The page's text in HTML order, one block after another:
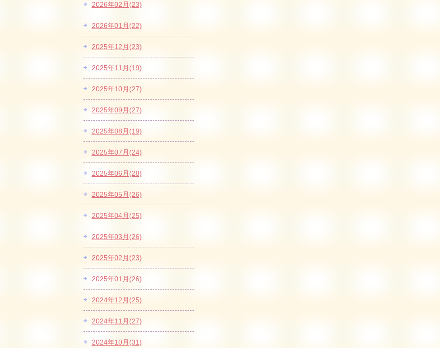
2026年02月(23)
2026年01月(22)
2025年12月(23)
2025年11月(19)
2025年10月(27)
2025年09月(27)
2025年08月(19)
2025年07月(24)
2025年06月(28)
2025年05月(26)
2025年04月(25)
2025年03月(26)
2025年02月(23)
2025年01月(26)
2024年12月(25)
2024年11月(27)
2024年10月(31)